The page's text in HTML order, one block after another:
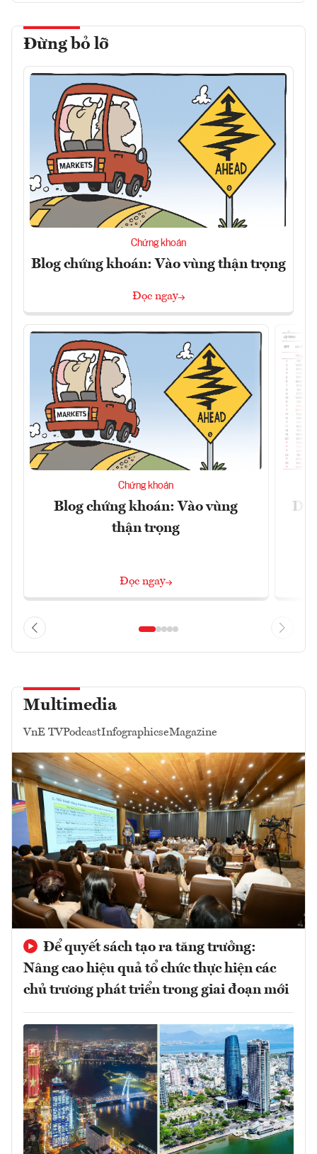
Đừng bỏ lỡ
Chứng khoán
Blog chứng khoán: Vào vùng thận trọng
Đọc ngay
Chứng khoán
Blog chứng khoán: Vào vùng
thận trọng
Đọc ngay
Dự
Multimedia
VnE TVPodcastInfographicseMagazine
Để quyết sách tạo ra tăng trưởng:
Nâng cao hiệu quả tổ chức thực hiện các
chủ trương phát triển trong giai đoạn mới